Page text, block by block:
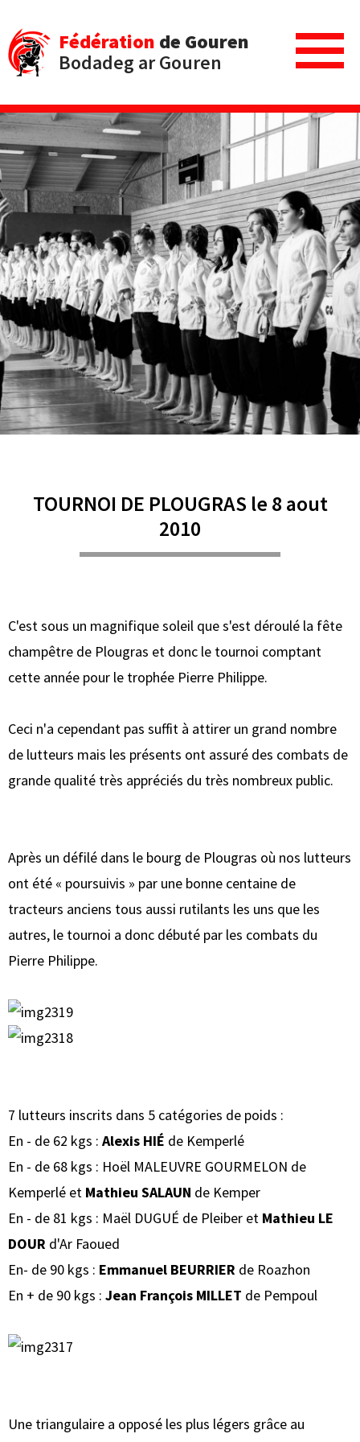
Fédération de Gouren
Bodadeg ar Gouren
TOURNOI DE PLOUGRAS le 8 aout
2010
C'est sous un magnifique soleil que s'est déroulé la fête
champêtre de Plougras et donc le tournoi comptant
cette année pour le trophée Pierre Philippe.
Ceci n'a cependant pas suffit à attirer un grand nombre
de lutteurs mais les présents ont assuré des combats de
grande qualité très appréciés du très nombreux public.
Après un défilé dans le bourg de Plougras où nos lutteurs
ont été « poursuivis » par une bonne centaine de
tracteurs anciens tous aussi rutilants les uns que les
autres, le tournoi a donc débuté par les combats du
Pierre Philippe.
7 lutteurs inscrits dans 5 catégories de poids :
En - de 62 kgs : Alexis HIÉ de Kemperlé
En - de 68 kgs : Hoël MALEUVRE GOURMELON de
Kemperlé et Mathieu SALAUN de Kemper
En - de 81 kgs : Maël DUGUÉ de Pleiber et Mathieu LE
DOUR d'Ar Faoued
En- de 90 kgs : Emmanuel BEURRIER de Roazhon
En + de 90 kgs : Jean François MILLET de Pempoul
Une triangulaire a opposé les plus légers grâce au